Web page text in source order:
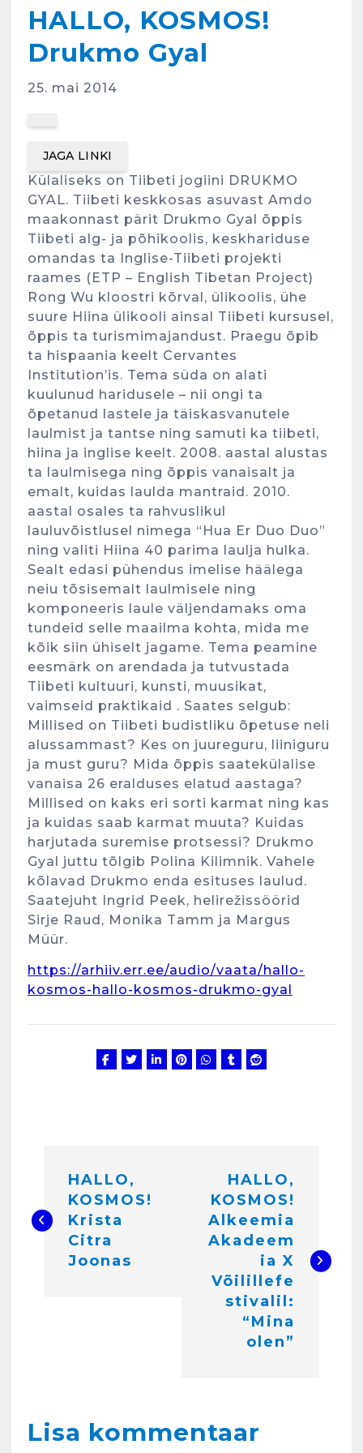
HALLO, KOSMOS!
Drukmo Gyal
25. mai 2014
JAGA LINKI
Külaliseks on Tiibeti jogiini DRUKMO
GYAL. Tiibeti keskkosas asuvast Amdo
maakonnast pärit Drukmo Gyal õppis
Tiibeti alg- ja põhikoolis, keskhariduse
omandas ta Inglise-Tiibeti projekti
raames (ETP – English Tibetan Project)
Rong Wu kloostri kõrval, ülikoolis, ühe
suure Hiina ülikooli ainsal Tiibeti kursusel,
õppis ta turismimajandust. Praegu õpib
ta hispaania keelt Cervantes
Institution’is. Tema süda on alati
kuulunud haridusele – nii ongi ta
õpetanud lastele ja täiskasvanutele
laulmist ja tantse ning samuti ka tiibeti,
hiina ja inglise keelt. 2008. aastal alustas
ta laulmisega ning õppis vanaisalt ja
emalt, kuidas laulda mantraid. 2010.
aastal osales ta rahvuslikul
lauluvõistlusel nimega “Hua Er Duo Duo”
ning valiti Hiina 40 parima laulja hulka.
Sealt edasi pühendus imelise häälega
neiu tõsisemalt laulmisele ning
komponeeris laule väljendamaks oma
tundeid selle maailma kohta, mida me
kõik siin ühiselt jagame. Tema peamine
eesmärk on arendada ja tutvustada
Tiibeti kultuuri, kunsti, muusikat,
vaimseid praktikaid . Saates selgub:
Millised on Tiibeti budistliku õpetuse neli
alussammast? Kes on juureguru, liiniguru
ja must guru? Mida õppis saatekülalise
vanaisa 26 eralduses elatud aastaga?
Millised on kaks eri sorti karmat ning kas
ja kuidas saab karmat muuta? Kuidas
harjutada suremise protsessi? Drukmo
Gyal juttu tõlgib Polina Kilimnik. Vahele
kõlavad Drukmo enda esituses laulud.
Saatejuht Ingrid Peek, helirežissöörid
Sirje Raud, Monika Tamm ja Margus
Müür.
https://arhiiv.err.ee/audio/vaata/hallo-
kosmos-hallo-kosmos-drukmo-gyal
v
m
i
HALLO,
KOSMOS!
Krista
Citra
Joonas
HALLO,
KOSMOS!
Alkeemia
Akadeem
ia X
Võilillefe
stivalil:
“Mina
olen”
Lisa kommentaar
Eestlaste toidu -ja
kokkusaamise koht Soomes,